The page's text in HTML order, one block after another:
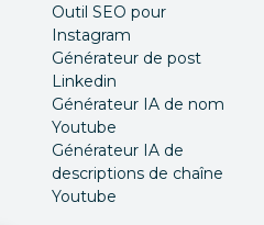
Outil SEO pour
Instagram
Générateur de post
Linkedin
Générateur IA de nom
Youtube
Générateur IA de
descriptions de chaîne
Youtube